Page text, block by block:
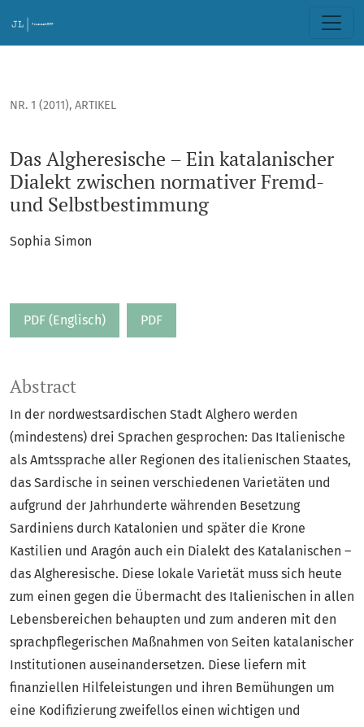
NR. 1 (2011), ARTIKEL
Das Algheresische – Ein katalanischer
Dialekt zwischen normativer Fremd-
und Selbstbestimmung
Sophia Simon
PDF (Englisch) PDF
Abstract
In der nordwestsardischen Stadt Alghero werden
(mindestens) drei Sprachen gesprochen: Das Italienische
als Amtssprache aller Regionen des italienischen Staates,
das Sardische in seinen verschiedenen Varietäten und
aufgrund der Jahrhunderte währenden Besetzung
Sardiniens durch Katalonien und später die Krone
Kastilien und Aragón auch ein Dialekt des Katalanischen –
das Algheresische. Diese lokale Varietät muss sich heute
zum einen gegen die Übermacht des Italienischen in allen
Lebensbereichen behaupten und zum anderen mit den
sprachpflegerischen Maßnahmen von Seiten katalanischer
Institutionen auseinandersetzen. Diese liefern mit
finanziellen Hilfeleistungen und ihren Bemühungen um
eine Kodifizierung zweifellos einen wichtigen und